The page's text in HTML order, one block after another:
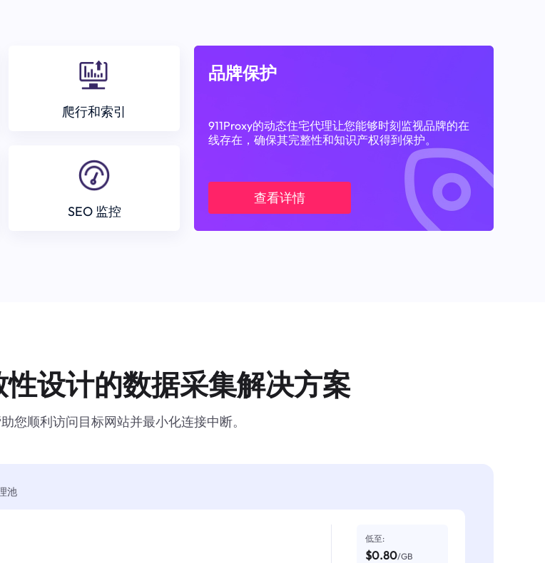
爬行和索引
SEO 监控
品牌保护
911Proxy的动态住宅代理让您能够时刻监视品牌的在
线存在，确保其完整性和知识产权得到保护。
查看详情
设计的数据采集解决方案
您顺利访问目标网站并最小化连接中断。
池
低至:
$0.80/GB